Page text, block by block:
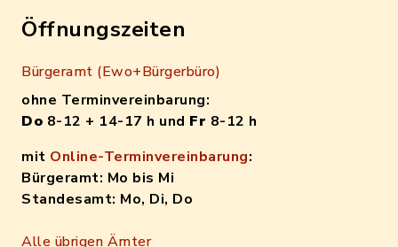
Öffnungszeiten
Bürgeramt (Ewo+Bürgerbüro)
ohne Terminvereinbarung:
Do 8-12 + 14-17 h und Fr 8-12 h
mit Online-Terminvereinbarung:
Bürgeramt: Mo bis Mi
Standesamt: Mo, Di, Do
Alle übrigen Ämter